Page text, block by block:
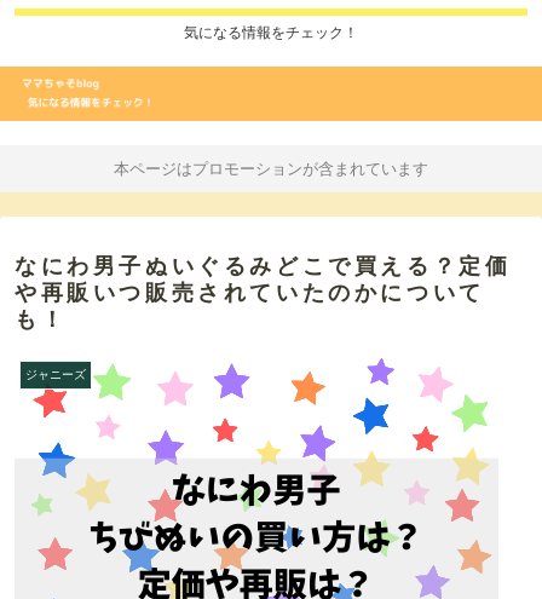
気になる情報をチェック！
本ページはプロモーションが含まれています
なにわ男子ぬいぐるみどこで買える？定価
や再販いつ販売されていたのかについて
も！
ジャニーズ